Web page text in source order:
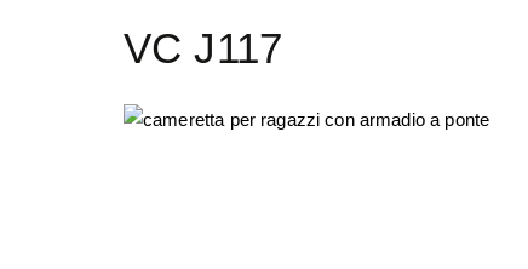
VC J117